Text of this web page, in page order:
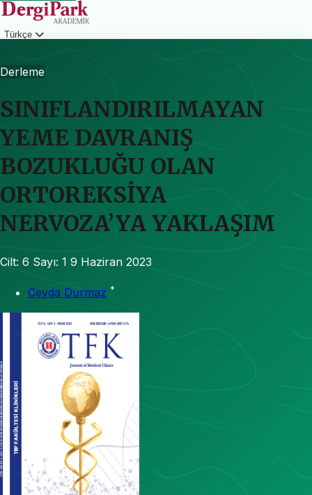
Türkçe
Derleme
SINIFLANDIRILMAYAN
YEME DAVRANIŞ
BOZUKLUĞU OLAN
ORTOREKSİYA
NERVOZA’YA YAKLAŞIM
Cilt: 6 Sayı: 1 9 Haziran 2023
Ceyda Durmaz *